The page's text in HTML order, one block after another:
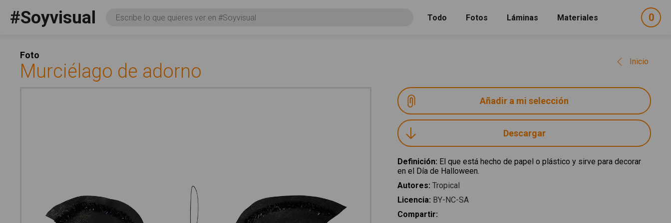
#Soyvisual Consulta Todo Fotos Láminas Materiales 0
Foto
Inicio
Murciélago de adorno
Descargar
Definición: El que está hecho de papel o plástico y sirve para decorar
en el Día de Halloween.
Autores: Tropical
Licencia: BY-NC-SA
Compartir:
Social
FacebookYouTubeTwitter